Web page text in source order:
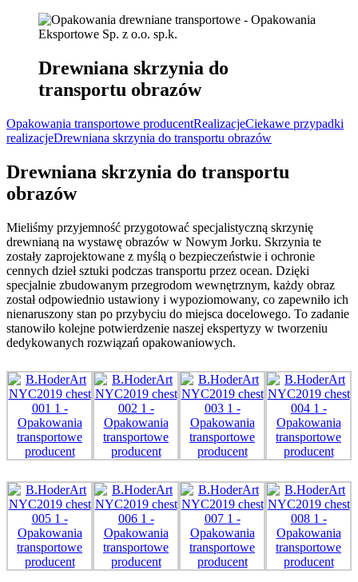
Drewniana skrzynia do
transportu obrazów
Opakowania transportowe producentRealizacjeCiekawe przypadki
realizacjeDrewniana skrzynia do transportu obrazów
Drewniana skrzynia do transportu
obrazów
Mieliśmy przyjemność przygotować specjalistyczną skrzynię
drewnianą na wystawę obrazów w Nowym Jorku. Skrzynia te
zostały zaprojektowane z myślą o bezpieczeństwie i ochronie
cennych dzieł sztuki podczas transportu przez ocean. Dzięki
specjalnie zbudowanym przegrodom wewnętrznym, każdy obraz
został odpowiednio ustawiony i wypoziomowany, co zapewniło ich
nienaruszony stan po przybyciu do miejsca docelowego. To zadanie
stanowiło kolejne potwierdzenie naszej ekspertyzy w tworzeniu
dedykowanych rozwiązań opakowaniowych.